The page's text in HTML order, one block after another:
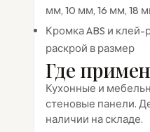
мм, 10 мм, 16 мм, 18
Кромка ABS и клей-
раскрой в размер
Где
Кухонные и
стеновые панели.
наличии на складе.